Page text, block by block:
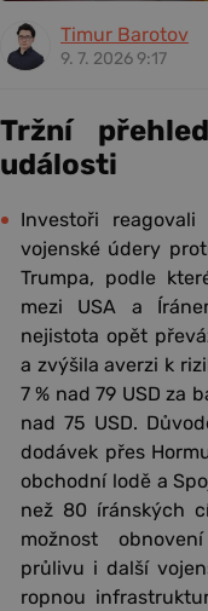
Timur Barotov
9. 7. 2026 9:17
Tržní
události
Investoři
vojenské údery
Trumpa, podle
mezi USA a
nejistota opět
a zvýšila averzi k
7 % nad 79 USD za
nad 75 USD.
dodávek přes
obchodní lodě a
než 80 íránských
možnost
průlivu i další
ropnou